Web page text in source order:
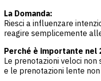
La Domanda:
Riesci a influenzare
reagire semplicemente
Perché è importante nel
Le prenotazioni veloci non
e le prenotazioni lente